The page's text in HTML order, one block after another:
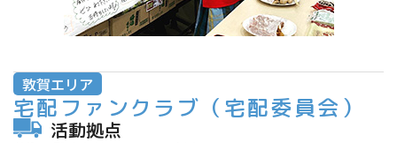
敦賀エリア
宅配ファンクラブ （宅配委員会）
活動拠点